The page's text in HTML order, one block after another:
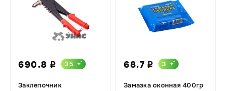
690.8 i 35
Заклепочник
68.7 i 3
Замазка оконная 400гр